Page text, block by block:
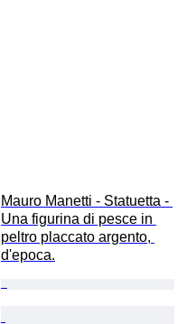
Mauro Manetti - Statuetta -
Una figurina di pesce in
peltro placcato argento,
d'epoca.